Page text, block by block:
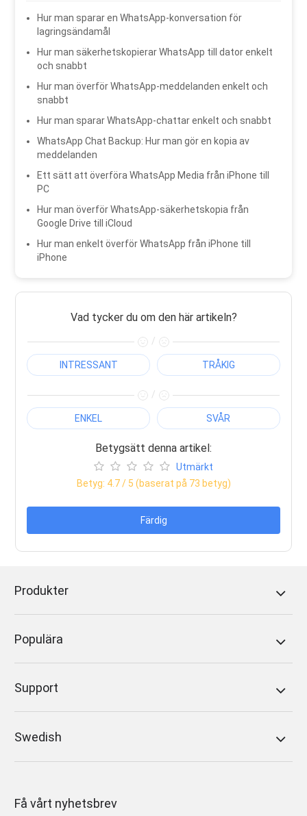
Hur man sparar en WhatsApp-konversation för
lagringsändamål
Hur man säkerhetskopierar WhatsApp till dator enkelt
och snabbt
Hur man överför WhatsApp-meddelanden enkelt och
snabbt
Hur man sparar WhatsApp-chattar enkelt och snabbt
WhatsApp Chat Backup: Hur man gör en kopia av
meddelanden
Ett sätt att överföra WhatsApp Media från iPhone till
PC
Hur man överför WhatsApp-säkerhetskopia från
Google Drive till iCloud
Hur man enkelt överför WhatsApp från iPhone till
iPhone
Vad tycker du om den här artikeln?
/
INTRESSANT TRÅKIG
/
ENKEL SVÅR
Betygsätt denna artikel:
Utmärkt
Betyg: 4.7/ 5 (baserat på 73 betyg)
Färdig
Produkter
Populära
Support
Swedish
Få vårt nyhetsbrev